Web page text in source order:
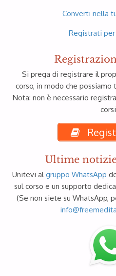
Converti nella
Registrati
Si prega di registrare il
corso, in modo che
Nota: non è necessario
Ultime
Unitevi algruppo WhatsApp
sul corso e un supporto
(Se non siete su WhatsApp,